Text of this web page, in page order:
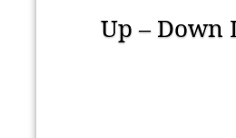
Up – Down